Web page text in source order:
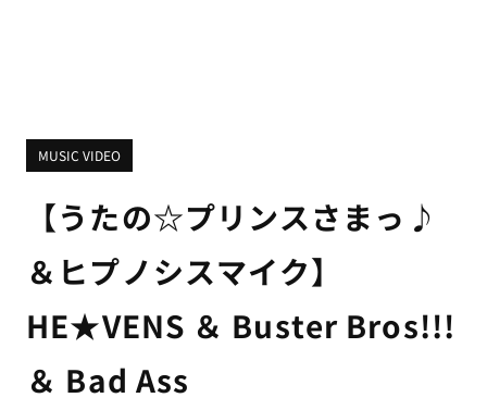
MUSIC VIDEO
【うたの☆プリンスさまっ♪
＆ヒプノシスマイク】
HE★VENS ＆ Buster Bros!!!
＆ Bad Ass